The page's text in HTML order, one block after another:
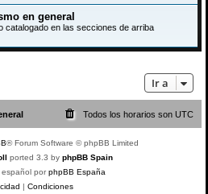
en general
catalogado en las secciones de arriba
Ir a
Todos los horarios son UTC
® Forum Software © phpBB Limited
ported 3.3 by phpBB Spain
español porphpBB España
| Condiciones